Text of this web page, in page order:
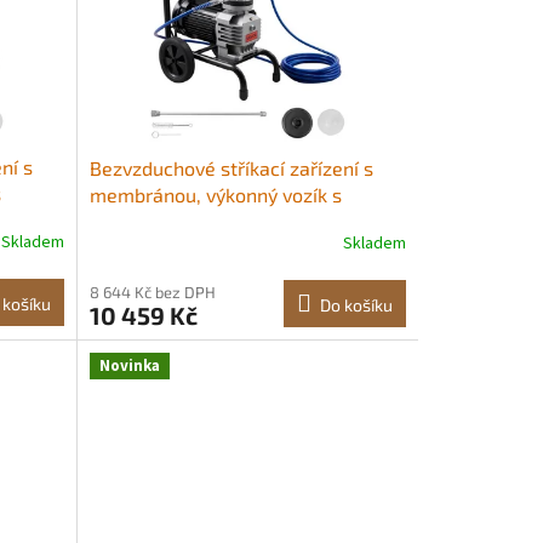
s
v
pro
Skladem
košíku
Bezvzduchové stříkací zařízení s
membránou, výkonný vozík s
psi, s prodlužovací tyčí, čisticí
interiéru i exteriéru domácnosti
Profesionální stříkání Vyrobeno pro
dlouhou
Skladem
8 644 Kč bez DPH
10 459 Kč Do košíku
Novinka